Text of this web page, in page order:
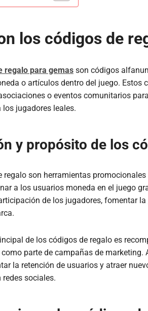
los códigos de
regalo para gemas son códigos
o artículos dentro del juego. Estos
o eventos comunitarios
los jugadores leales.
y propósito de los
regalo son herramientas
a los usuarios moneda en el juego
de los jugadores, fomentar la
de los códigos de regalo es
parte de campañas de marketing.
la retención de usuarios y atraer
sociales.